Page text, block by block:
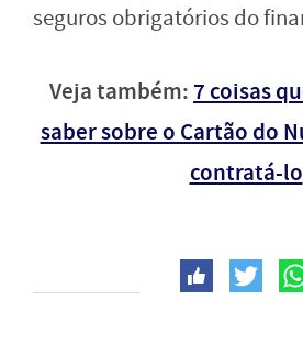
seguros obrigatórios do
Veja também: 7 coisas
saber sobre o Cartão do
contratá-lo